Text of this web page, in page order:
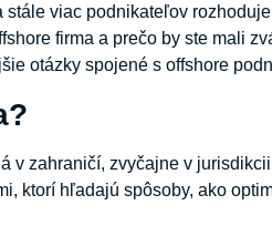
viac podnikateľov
firma a prečo by ste mali
otázky spojené s offshore
v zahraničí, zvyčajne v
ktorí hľadajú spôsoby, ako